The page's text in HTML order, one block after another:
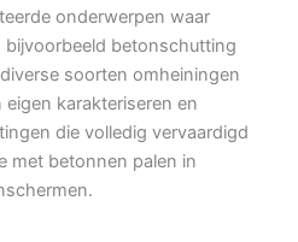
onderwerpen waar
betonschutting
soorten omheiningen
karakteriseren en
die volledig vervaardigd
met betonnen palen in